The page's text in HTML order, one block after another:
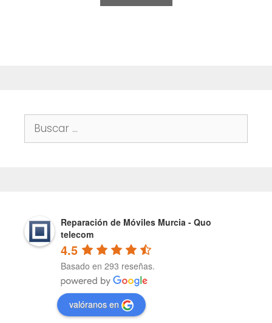
Buscar:
Reparación de Móviles Murcia - Quo
telecom
4.5
Basado en 293 reseñas.
valóranos en